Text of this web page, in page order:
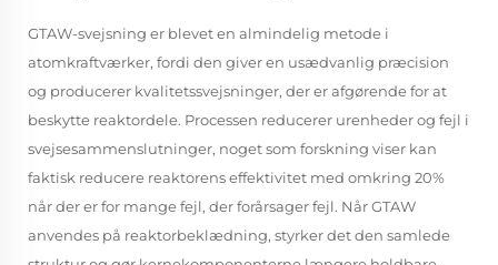
GTAW-svejsning er blevet en almindelig metode i
atomkraftværker, fordi den giver en usædvanlig præcision
og producerer kvalitetssvejsninger, der er afgørende for at
beskytte reaktordele. Processen reducerer urenheder og fejl i
svejsesammenslutninger, noget som forskning viser kan
faktisk reducere reaktorens effektivitet med omkring 20%
når der er for mange fejl, der forårsager fejl. Når GTAW
anvendes på reaktorbeklædning, styrker det den samlede